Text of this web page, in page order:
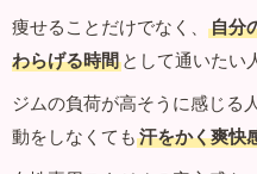
痩せることだけでなく、
自分
わらげる時間 として通いたい
ジムの負荷が高そうに感じる
動をしなくても 汗をかく爽快